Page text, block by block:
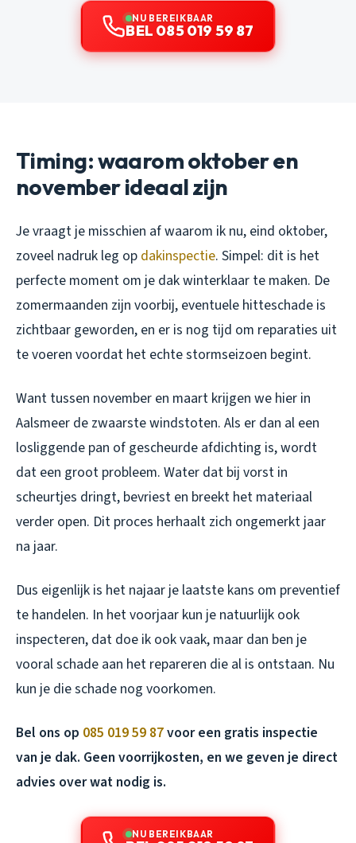
NU BEREIKBAAR
BEL 085 019 59 87
Timing: waarom oktober en
november ideaal zijn
Je vraagt je misschien af waarom ik nu, eind oktober,
zoveel nadruk leg op dakinspectie. Simpel: dit is het
perfecte moment om je dak winterklaar te maken. De
zomermaanden zijn voorbij, eventuele hitteschade is
zichtbaar geworden, en er is nog tijd om reparaties uit
te voeren voordat het echte stormseizoen begint.
Want tussen november en maart krijgen we hier in
Aalsmeer de zwaarste windstoten. Als er dan al een
losliggende pan of gescheurde afdichting is, wordt
dat een groot probleem. Water dat bij vorst in
scheurtjes dringt, bevriest en breekt het materiaal
verder open. Dit proces herhaalt zich ongemerkt jaar
na jaar.
Dus eigenlijk is het najaar je laatste kans om preventief
te handelen. In het voorjaar kun je natuurlijk ook
inspecteren, dat doe ik ook vaak, maar dan ben je
vooral schade aan het repareren die al is ontstaan. Nu
kun je die schade nog voorkomen.
Bel ons op 085 019 59 87voor een gratis inspectie
van je dak. Geen voorrijkosten, en we geven je direct
advies over wat nodig is.
NU BEREIKBAAR